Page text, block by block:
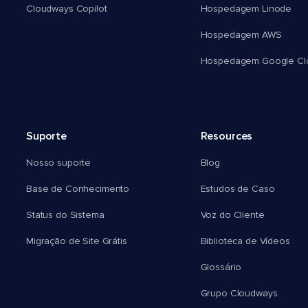
Cloudways Copilot Hospedagem Linode
Hospedagem AWS
Hospedagem Google
Suporte
Nosso suporte
Base de Conhecimento
Status do Sistema
Migração de Site Grátis
Resources
Blog
Estudos de Caso
Voz do Cliente
Biblioteca de Vídeos
Glossário
Grupo Cloudways